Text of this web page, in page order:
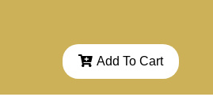
Add To Cart